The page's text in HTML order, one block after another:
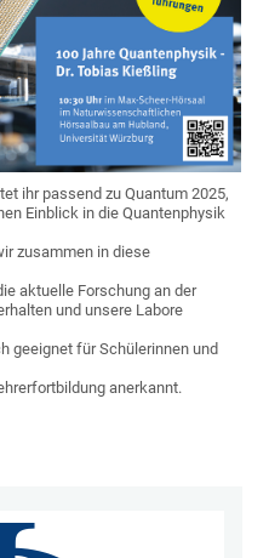
ihr passend zu Quantum 2025,
Einblick in die Quantenphysik
zusammen in diese
aktuelle Forschung an der
und unsere Labore
geeignet für Schülerinnen und
anerkannt.